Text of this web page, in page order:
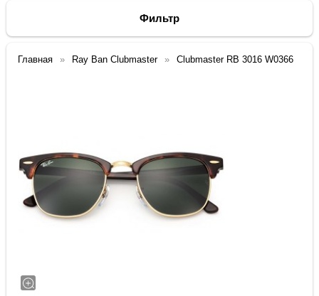
Фильтр
Главная Ray Ban Clubmaster Clubmaster RB 3016 W0366